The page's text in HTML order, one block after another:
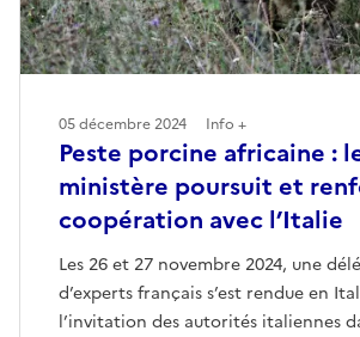
Peste porcine africaine :
ministère poursuit et
coopération avec l’Italie
Les 26 et 27 novembre 2024, une
d’experts français s’est rendue en
l’invitation des autorités italiennes
05 décembre 2024 Info +